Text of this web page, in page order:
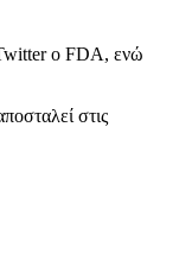
ο FDA, ενώ
στις